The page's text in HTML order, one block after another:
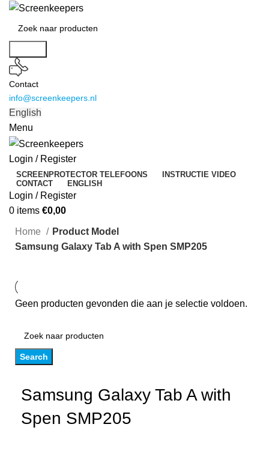
Contact
info@screenkeepers.nl
English
Menu
Login / Register
SCREENPROTECTOR TELEFOONS
INSTRUCTIE VIDEO
CONTACT
ENGLISH
Login / Register
0 items €0,00
Home
Product Model
Samsung Galaxy Tab A with Spen SMP205
Geen producten gevonden die aan je selectie voldoen.
Search
Samsung Galaxy Tab A with
Spen SMP205